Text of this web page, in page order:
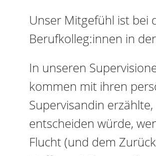
Unser Mitgefühl ist bei
Berufkolleg:innen in
In unseren
kommen mit ihren
Supervisandin
entscheiden würde,
Flucht (und dem